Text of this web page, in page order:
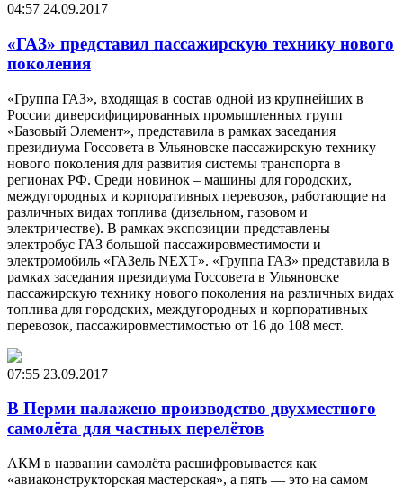
04:57 24.09.2017
«ГАЗ» представил пассажирскую технику нового
поколения
«Группа ГАЗ», входящая в состав одной из крупнейших в
России диверсифицированных промышленных групп
«Базовый Элемент», представила в рамках заседания
президиума Госсовета в Ульяновске пассажирскую технику
нового поколения для развития системы транспорта в
регионах РФ. Среди новинок – машины для городских,
междугородных и корпоративных перевозок, работающие на
различных видах топлива (дизельном, газовом и
электричестве). В рамках экспозиции представлены
электробус ГАЗ большой пассажировместимости и
электромобиль «ГАЗель NEXT». «Группа ГАЗ» представила в
рамках заседания президиума Госсовета в Ульяновске
пассажирскую технику нового поколения на различных видах
топлива для городских, междугородных и корпоративных
перевозок, пассажировместимостью от 16 до 108 мест.
07:55 23.09.2017
В Перми налажено производство двухместного
самолёта для частных перелётов
АКМ в названии самолёта расшифровывается как
«авиаконструкторская мастерская», а пять — это на самом